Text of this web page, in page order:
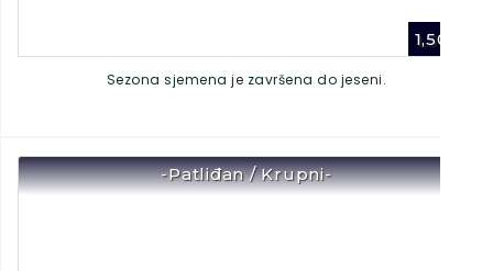
1,50
Sezona sjemena je završena do jeseni.
-Patliđan / Krupni-